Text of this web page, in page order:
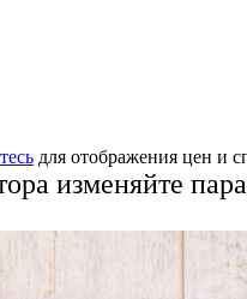
для отображения цен и
изменяйте